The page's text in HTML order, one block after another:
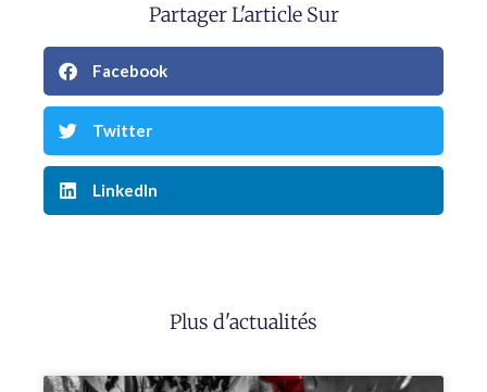
Partager L'article Sur
Facebook
Twitter
LinkedIn
Plus d'actualités